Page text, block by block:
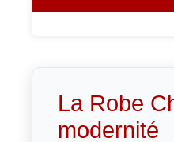
La Robe
modernité